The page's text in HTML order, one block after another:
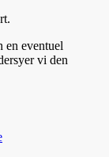
en eventuel
vi den